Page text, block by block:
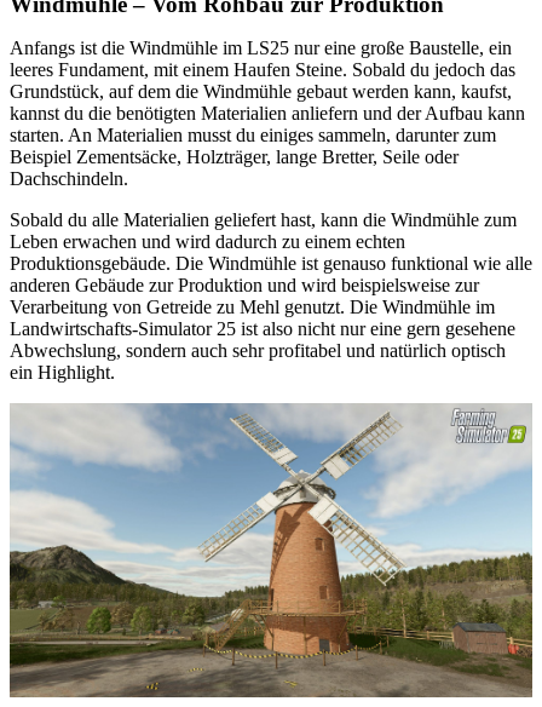
Anfangs ist die Windmühle im LS25 nur eine große Baustelle, ein
leeres Fundament, mit einem Haufen Steine. Sobald du jedoch das
Grundstück, auf dem die Windmühle gebaut werden kann, kaufst,
kannst du die benötigten Materialien anliefern und der Aufbau kann
starten. An Materialien musst du einiges sammeln, darunter zum
Beispiel Zementsäcke, Holzträger, lange Bretter, Seile oder
Dachschindeln.
Sobald du alle Materialien geliefert hast, kann die Windmühle zum
Leben erwachen und wird dadurch zu einem echten
Produktionsgebäude. Die Windmühle ist genauso funktional wie alle
anderen Gebäude zur Produktion und wird beispielsweise zur
Verarbeitung von Getreide zu Mehl genutzt. Die Windmühle im
Landwirtschafts-Simulator 25 ist also nicht nur eine gern gesehene
Abwechslung, sondern auch sehr profitabel und natürlich optisch
ein Highlight.